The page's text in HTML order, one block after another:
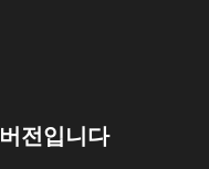
전입니다